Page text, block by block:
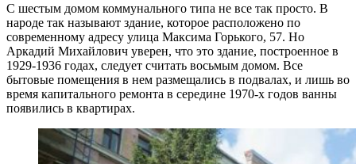
С шестым домом коммунального типа не все так просто. В
народе так называют здание, которое расположено по
современному адресу улица Максима Горького, 57. Но
Аркадий Михайлович уверен, что это здание, построенное в
1929-1936 годах, следует считать восьмым домом. Все
бытовые помещения в нем размещались в подвалах, и лишь во
время капитального ремонта в середине 1970-х годов ванны
появились в квартирах.